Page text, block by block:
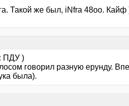
Такой же был, iNfra 48oo. Кайф
ПДУ )
говорил разную ерунду.
была).